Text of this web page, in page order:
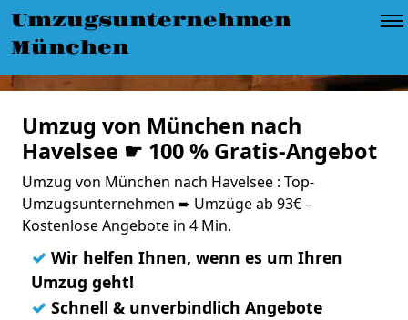
Umzugsunternehmen
München
Umzug von München nach
Havelsee ☛ 100 % Gratis-Angebot
Umzug von München nach Havelsee : Top-
Umzugsunternehmen ➨ Umzüge ab 93€ –
Kostenlose Angebote in 4 Min.
✓ Wir helfen Ihnen, wenn es um Ihren
Umzug geht!
✓ Schnell & unverbindlich Angebote